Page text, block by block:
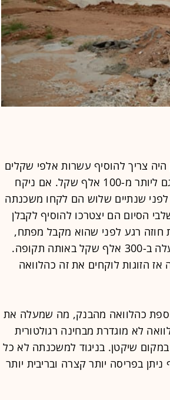
צריך להוסיף עשרות אלפי שקלים
לתשלום עבור הדירה. "הסכומים יכולים להגיע גם ליותר מ-100 אלף שקל. אם ניקח
לפני שנתיים שלוש הם לקחו משכנתה
לשלבי הסיום הם יצטרכו להוסיף לקבלן
חוזה רגע לפני שהוא מקבל מפתח,
בעיקר אם לוקחים בחשבון שמחיר הדירה כבר עלה ב-300 אלף שקל באותה תקופה.
הזוגות לוקחים את זה כהלוואה
כהלוואה מהבנק, מה שמעלה את
מ-75%, גם אם ההלוואה לא מוגדרת מבחינה רגולטורית
שיקטן. בניגוד למשכנתה לא כל
בפריסה יותר קצרה ובריבית יותר